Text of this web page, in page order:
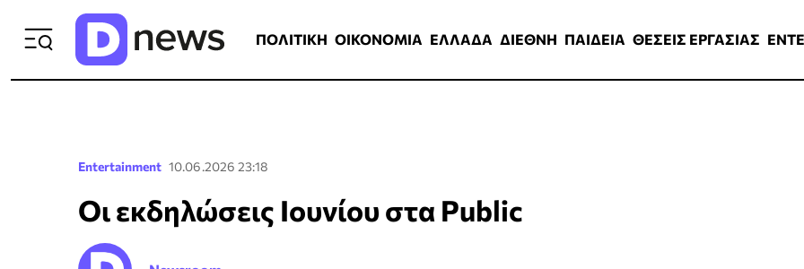
ΠΟΛΙΤΙΚΗ ΟΙΚΟΝΟΜΙΑ ΕΛΛΑΔΑ ΔΙΕΘΝΗ ΠΑΙΔΕΙΑ ΘΕΣΕΙΣ ΕΡΓΑΣΙΑΣ
Entertainment 10.06.2026 23:18
Οι εκδηλώσεις Ιουνίου στα Public